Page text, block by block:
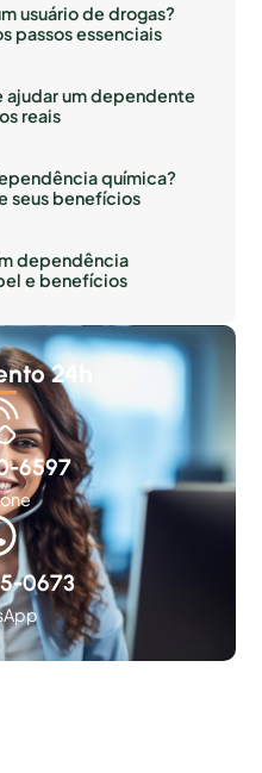
usuário de drogas?
passos essenciais
um dependente
reais
química?
seus benefícios
dependência
e benefícios
24h
6597
0673